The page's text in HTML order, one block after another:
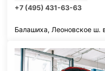
+7 (495) 431-63-63
Балашиха, Леоновское ш.